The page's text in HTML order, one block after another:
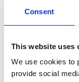
Consent
This website uses
We use cookies to
provide social
Beschreibung
ASC